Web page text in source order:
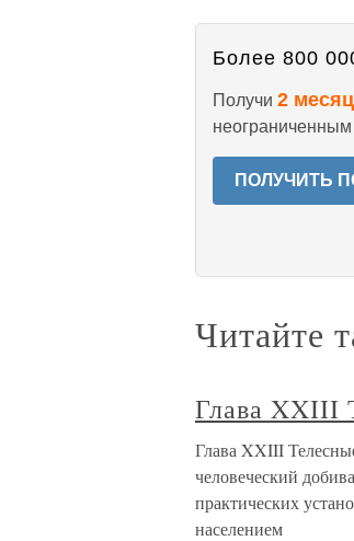
Более 800
Получи 2
ПОЛУЧИТЬ
Читайте
Глава XXIII
Глава XXIII
человеческий
практических
населением